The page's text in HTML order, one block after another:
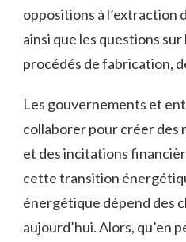
oppositions à l’extraction
ainsi que les questions
procédés de fabrication,
Les gouvernements et
collaborer pour créer des
et des incitations
cette transition
énergétique dépend des
aujourd’hui. Alors, qu’en